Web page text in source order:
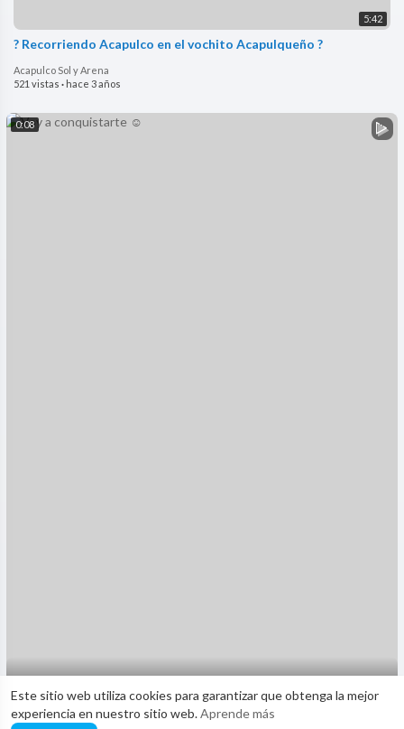
Este sitio web utiliza cookies para garantizar que obtenga la mejor
experiencia en nuestro sitio web.Aprende más
5:42
? Recorriendo Acapulco en el vochito Acapulqueño ?
Acapulco Sol y Arena
521 vistas · hace 3 años
0:08
Voy a conquistarte ☺️